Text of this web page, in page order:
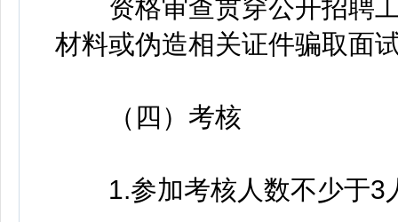
资格审查贯穿公开招聘工
材料或伪造相关证件骗取面
（四）考核
1.参加考核人数不少于3